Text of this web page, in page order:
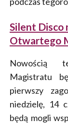
Silent Disco
Otwartego
Nowością
Magistratu
pierwszy
niedzielę, 14
będą mogli